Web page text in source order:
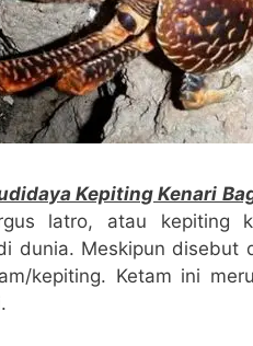
Kepiting Kenari
latro, atau kepiting
dunia. Meskipun disebut
kepiting. Ketam ini